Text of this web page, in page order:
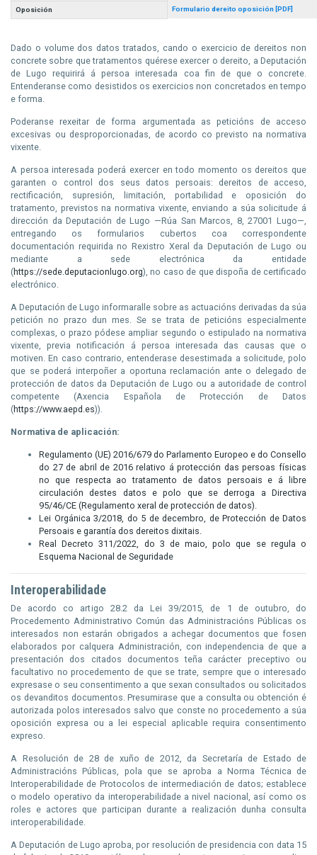
Oposición Formulario dereito oposición [PDF]
Dado o volume dos datos tratados, cando o exercicio de dereitos non
concrete sobre que tratamentos quérese exercer o dereito, a Deputación
de Lugo requirirá á persoa interesada coa fin de que o concrete.
Entenderanse como desistidos os exercicios non concretados en tempo
e forma.
Poderanse rexeitar de forma argumentada as peticións de acceso
excesivas ou desproporcionadas, de acordo co previsto na normativa
vixente.
A persoa interesada poderá exercer en todo momento os dereitos que
garanten o control dos seus datos persoais: dereitos de acceso,
rectificación, supresión, limitación, portabilidad e oposición do
tratamento, previstos na normativa vixente, enviando a súa solicitude á
dirección da Deputación de Lugo —Rúa San Marcos, 8, 27001 Lugo—,
entregando os formularios cubertos coa correspondente
documentación requirida no Rexistro Xeral da Deputación de Lugo ou
mediante a sede electrónica da entidade
(https://sede.deputacionlugo.org), no caso de que dispoña de certificado
electrónico.
A Deputación de Lugo informaralle sobre as actuacións derivadas da súa
petición no prazo dun mes. Se se trata de peticións especialmente
complexas, o prazo pódese ampliar segundo o estipulado na normativa
vixente, previa notificación á persoa interesada das causas que o
motiven. En caso contrario, entenderase desestimada a solicitude, polo
que se poderá interpoñer a oportuna reclamación ante o delegado de
protección de datos da Deputación de Lugo ou a autoridade de control
competente (Axencia Española de Protección de Datos
(https://www.aepd.es)).
Normativa de aplicación:
Regulamento (UE) 2016/679 do Parlamento Europeo e do Consello
do 27 de abril de 2016 relativo á protección das persoas físicas
no que respecta ao tratamento de datos persoais e á libre
circulación destes datos e polo que se derroga a Directiva
95/46/CE (Regulamento xeral de protección de datos).
Lei Orgánica 3/2018, do 5 de decembro, de Protección de Datos
Persoais e garantía dos dereitos dixitais.
Real Decreto 311/2022, do 3 de maio, polo que se regula o
Esquema Nacional de Seguridade
Interoperabilidade
De acordo co artigo 28.2 da Lei 39/2015, de 1 de outubro, do
Procedemento Administrativo Común das Administracións Públicas os
interesados non estarán obrigados a achegar documentos que fosen
elaborados por calquera Administración, con independencia de que a
presentación dos citados documentos teña carácter preceptivo ou
facultativo no procedemento de que se trate, sempre que o interesado
expresase o seu consentimento a que sexan consultados ou solicitados
os devanditos documentos. Presumirase que a consulta ou obtención é
autorizada polos interesados salvo que conste no procedemento a súa
oposición expresa ou a lei especial aplicable requira consentimento
expreso.
A Resolución de 28 de xuño de 2012, da Secretaría de Estado de
Administracións Públicas, pola que se aproba a Norma Técnica de
Interoperabilidade de Protocolos de intermediación de datos; establece
o modelo operativo da interoperabilidade a nivel nacional, así como os
roles e actores que participan durante a realización dunha consulta
interoperabilidade.
A Deputación de Lugo aproba, por resolución de presidencia con data 15